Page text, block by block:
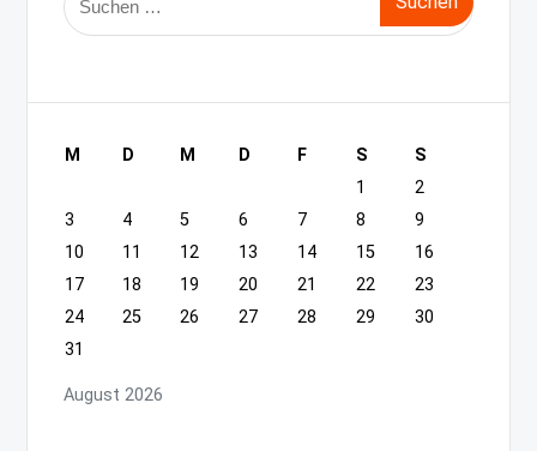
nach:
August 2026
M D M D F S
S
1
2
3
4 5 6 7 8
9
10
11 12 13 14 15
16
17
18 19 20 21 22
23
24
25 26 27 28 29
30
31